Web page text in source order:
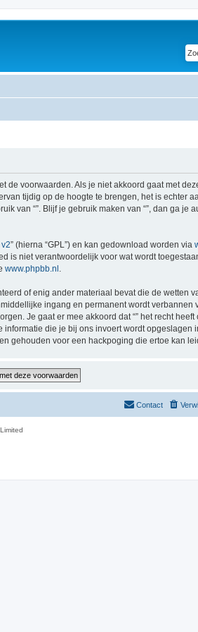
de voorwaarden. Als je niet akkoord gaat met
tijdig op de hoogte te brengen, het is echter
van “”. Blijf je gebruik maken van “”, dan ga je
” (hierna “GPL”) en kan gedownload worden via
is niet verantwoordelijk voor wat wordt
www.phpbb.nl
of enig ander materiaal bevat die de wetten
ingang en permanent wordt verbannen
Je gaat er mee akkoord dat “” het recht heeft
die je bij ons invoert wordt opgeslagen
gehouden voor een hackpoging die ertoe kan
Contact